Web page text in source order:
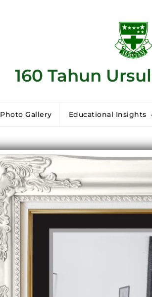
160 Tahun
Photo Gallery Educational Insights